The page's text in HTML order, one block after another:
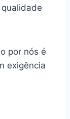
por nós é
exigência